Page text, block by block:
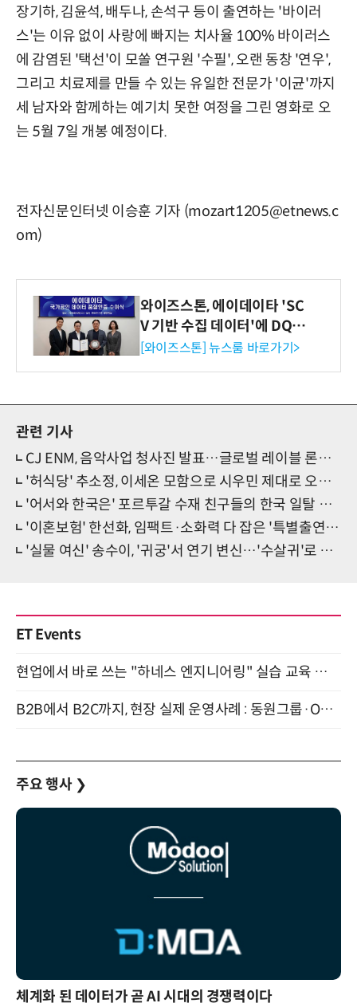
장기하, 김윤석, 배두나, 손석구 등이 출연하는 '바이러
스'는 이유 없이 사랑에 빠지는 치사율 100% 바이러스
에 감염된 '택선'이 모쏠 연구원 '수필', 오랜 동창 '연우',
그리고 치료제를 만들 수 있는 유일한 전문가 '이균'까지
세 남자와 함께하는 예기치 못한 여정을 그린 영화로 오
는 5월 7일 개봉 예정이다.
전자신문인터넷 이승훈 기자 (mozart1205@etnews.c
om)
와이즈스톤, 에이데이타 'SC
V 기반 수집 데이터'에 DQ인
증 최고 등급 수여
[와이즈스톤] 뉴스룸 바로가기>
관련 기사
CJ ENM, 음악사업 청사진 발표…글로벌 레이블 론칭&플랫폼 강화
'허식당' 추소정, 이세온 모함으로 시우민 제대로 오해했다
'어서와 한국은' 포르투갈 수재 친구들의 한국 일탈 여행기
'이혼보험' 한선화, 임팩트·소화력 다 잡은 '특별출연의 정석
'실물 여신' 송수이, '귀궁'서 연기 변신…'수살귀'로 등장
ET Events
현업에서 바로 쓰는 "하네스 엔지니어링" 실습 교육 워크숍 8월 20일 개최
B2B에서 B2C까지, 현장 실제 운영사례 : 동원그룹·OCI·다이닝브랜즈그룹·당근 (8/27)
주요 행사 ❯
체계화 된 데이터가 곧 AI 시대의 경쟁력이다